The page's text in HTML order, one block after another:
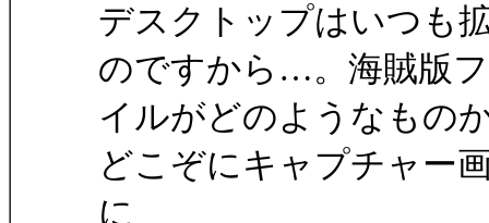
デスクトップはいつも
のですから…。海賊版
イルがどのようなもの
どこぞにキャプチャー
に